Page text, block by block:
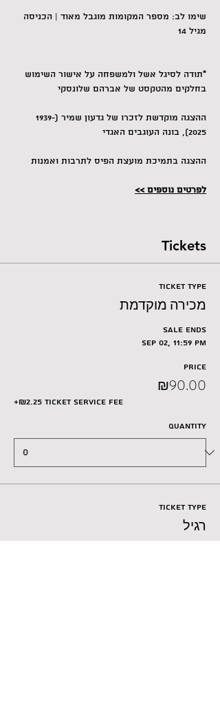
שימו לב: מספר המקומות מוגבל מאוד | הכניסה
מגיל 14
*תודה לסיגל אשל ולמשפחה על אישור השימוש
בחלקים מהטקסט של אברהם שלונסקי
ה​הצגה מוקדשת לזכרו של גדעון שמיר (1939-
2025), בונה העוגבים האגדי
ההצגה בתמיכת מועצת הפיס לתרבות ואמנות
לפרטים נוספים >>
Tickets
Ticket type
מכירה מוקדמת
Sale ends
Sep 02, 11:59 PM
Price
₪90.00
+₪2.25 ticket service fee
Quantity
Ticket type
רגיל